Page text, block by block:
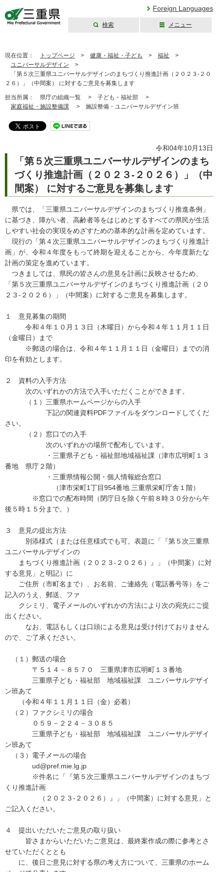
Foreign Languages
検索 メニュー
現在位置： トップページ > 健康・福祉・子ども > 福祉 >
ユニバーサルデザイン >
「第５次三重県ユニバーサルデザインのまちづくり推進計画（２０２３-２０
２６）」（中間案） に対するご意見を募集します
担当所属： 県庁の組織一覧 > 子ども・福祉部 >
家庭福祉・施設整備課 > 施設整備・ユニバーサルデザイン班
令和04年10月13日
「第５次三重県ユニバーサルデザインのまち
づくり推進計画（２０２３-２０２６）」（中
間案） に対するご意見を募集します
県では、「三重県ユニバーサルデザインのまちづくり推進条例」
に基づき、障がい者、高齢者等をはじめとするすべての県民が生活
しやすい社会の実現をめざすための基本的な計画を定めています。
現行の「第４次三重県ユニバーサルデザインのまちづくり推進計
画」が、令和４年度をもって終期を迎えることから、今年度新たな
計画の策定を進めています。
つきましては、県民の皆さんの意見を計画に反映させるため、
「第５次三重県ユニバーサルデザインのまちづくり推進計画（２０
２３-２０２６）」（中間案）に対するご意見を募集します。
１ 意見募集の期間
令和４年１０月１３日（木曜日）から令和４年１１月１１日
（金曜日）まで
※郵送の場合は、令和４年１１月１１日（金曜日）までの消
印を有効とします。
２ 資料の入手方法
次のいずれかの方法で入手いただくことができます。
（１）三重県ホームページからの入手
下記の関連資料PDFファイルをダウンロードしてくだ
さい。
（２）窓口での入手
次のいずれかの場所で配布しています。
・三重県子ども・福祉部地域福祉課（津市広明町１３
番地 県庁２階）
・三重県情報公開・個人情報総合窓口
（津市栄町1丁目954番地 三重県栄町庁舎１階）
※窓口での配布時間（閉庁日を除く午前８時３０分から午
後５時１５分まで。）
３ 意見の提出方法
別添様式（または任意様式でも可。表題に「『第５次三重県
ユニバーサルデザインの
まちづくり推進計画（２０２３-２０２６）』」（中間案）に対
する意見」と明記）に
ご住所（市町名まで）、お名前、ご連絡先（電話番号等）をご
記入のうえ、郵送、ファ
クシミリ、電子メールのいずれかの方法により次の宛先にご提
出ください。
なお、電話もしくは口頭による意見は受け付けておりません
ので、ご了承ください。
（１）郵送の場合
〒５１４－８５７０ 三重県津市広明町１３番地
三重県子ども・福祉部 地域福祉課 ユニバーサルデザイ
ン班あて
（令和４年１１月１１日（金）必着）
（２）ファクシミリの場合
０５９－２２４－３０８５
三重県子ども・福祉部 地域福祉課 ユニバーサルデザイ
ン班あて
（３）電子メールの場合
ud@pref.mie.lg.jp
※件名に「『第５次三重県ユニバーサルデザインのまちづ
くり推進計画
（２０２３-２０２６）』」（中間案）に対する意見」と
ご記入ください。
４ 提出いただいたご意見の取り扱い
皆さまからいただいたご意見は、最終案作成の際に参考とさ
せていただくととも
に、後日ご意見に対する県の考え方について、三重県のホーム